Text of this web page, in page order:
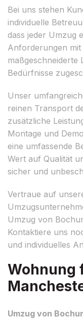
Bei uns stehen
individuelle
dass jeder Umzug
Anforderungen
maßgeschneiderte
Bedürfnisse
Unser
reinen Transport
zusätzliche
Montage und
eine umfassende
Wert auf Qualität
sicher und
Vertraue auf
Umzug von
Kontaktiere uns
und individuelles
Wohnung
Umzug von